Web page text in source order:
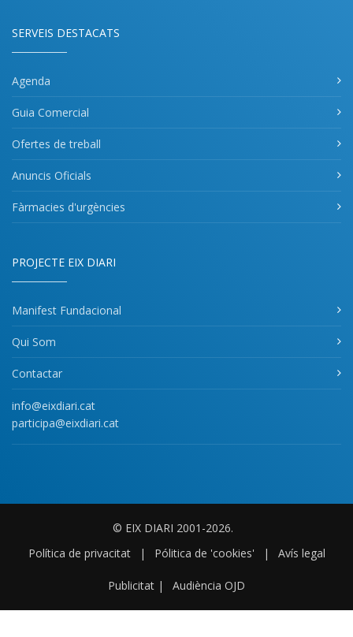
SERVEIS DESTACATS
Agenda
Guia Comercial
Ofertes de treball
Anuncis Oficials
Fàrmacies d'urgències
PROJECTE EIX DIARI
Manifest Fundacional
Qui Som
Contactar
info@eixdiari.cat
participa@eixdiari.cat
© EIX DIARI 2001-2026.
Política de privacitat
| Pólitica de 'cookies' | Avís legal
Publicitat | Audiència OJD